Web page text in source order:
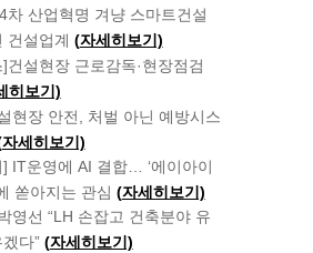
차 산업혁명 겨냥 스마트건설
건설업계 (자세히보기)
건설현장 근로감독·현장점검
히보기)
현장 안전, 처벌 아닌 예방시스
자세히보기)
IT운영에 AI 결합… ‘에이아이
쏟아지는 관심 (자세히보기)
영선 “LH 손잡고 건축분야 유
겠다” (자세히보기)